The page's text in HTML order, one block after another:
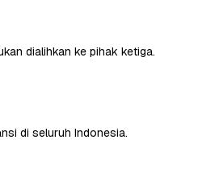
dialihkan ke pihak ketiga.
di seluruh Indonesia.